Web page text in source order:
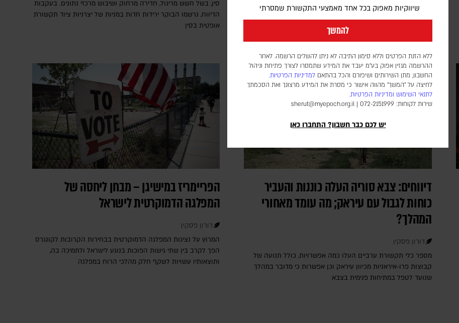
שיווקיות מאפוק בכל אחד מאמצעי התקשורת שמסרתי
להמשך
ללא הזנת הפרטים וללא סימון התיבה לא ניתן להשלים הרשמה. לאחר
ההרשמה מגזין אפוק בע״מ יעבד את המידע שתמסרו לצורך פתיחת וניהול
החשבון, מתן השירותים ושיפורם והכל בהתאם למדיניות הפרטיות.
לחיצה על "המשך" מהווה אישור כי מסרת את המידע מרצונך ואת הסכמתך
לתנאי השימוש ומדיניות הפרטיות.
שירות לקוחות: 072-2151999 |
sherut@myepoch.org.il
יש לכם כבר חשבון? התחברו כאן
סין, בשל חשש מריגול, חדירה מרחוק ושיבוש מרכזי נתונים. בעקבות
הדיווח, נרשמו הבוקר ירידות חדות במניות של יצרניות ציוד תקשורת
אופטית בסין
דיווחים: צבא סוריה העלה כוננות והעביר
כוחות לגבול עם עיראק; מה עומד מאחורי
המהלך?
דורון פסקין
מספר כלי תקשורת ערביים העלו כמה אפשרויות, כולל תנועה של
קבוצות פרו-איראניות מכיוון עיראק וכן אפשרות כי מדובר במהלך
שנועד לטפל במתיחות פנימית בצבא
הפריימריז במישיגן – מבחן ליחסה של
המפלגה הדמוקרטית לישראל
דורון פסקין
המרוץ על נציגות המפלגה הדמוקרטית בבחירות הקרובות לקונגרס
הפך לקרב בין שתי גישות הפוכות בנוגע לישראל ולתמיכה בה,
ותוצאותיו עשויות לשקף חלק מהלכי הרוח במפלגה